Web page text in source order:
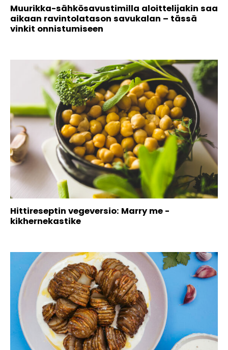
Muurikka-sähkösavustimilla aloittelijakin saa
aikaan ravintolatason savukalan – tässä
vinkit onnistumiseen
Hittireseptin vegeversio: Marry me -
kikhernekastike